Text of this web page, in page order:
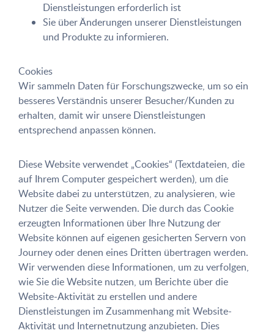
Dienstleistungen erforderlich ist
Sie über Änderungen unserer Dienstleistungen
und Produkte zu informieren.
Cookies
Wir sammeln Daten für Forschungszwecke, um so ein
besseres Verständnis unserer Besucher/Kunden zu
erhalten, damit wir unsere Dienstleistungen
entsprechend anpassen können.
Diese Website verwendet „Cookies“ (Textdateien, die
auf Ihrem Computer gespeichert werden), um die
Website dabei zu unterstützen, zu analysieren, wie
Nutzer die Seite verwenden. Die durch das Cookie
erzeugten Informationen über Ihre Nutzung der
Website können auf eigenen gesicherten Servern von
Journey oder denen eines Dritten übertragen werden.
Wir verwenden diese Informationen, um zu verfolgen,
wie Sie die Website nutzen, um Berichte über die
Website-Aktivität zu erstellen und andere
Dienstleistungen im Zusammenhang mit Website-
Aktivität und Internetnutzung anzubieten. Dies